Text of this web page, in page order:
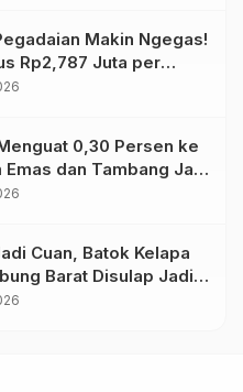
Makin Ngegas!
Rp2,787 Juta per
0,30 Persen ke
Emas dan Tambang Jadi
Cuan, Batok Kelapa
Barat Disulap Jadi
Tinggi